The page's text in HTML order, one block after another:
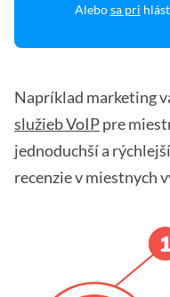
Alebosa pri
Napríklad marketing
služieb VoIPpre
jednoduchší a
recenzie v miestnych